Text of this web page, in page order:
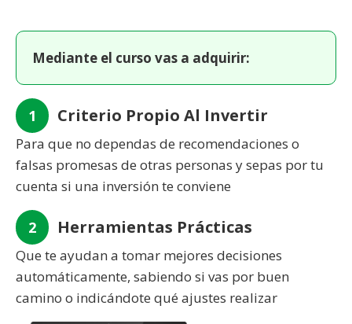
Mediante el curso vas a adquirir:
1 Criterio Propio Al Invertir
Para que no dependas de recomendaciones o
falsas promesas de otras personas y sepas por tu
cuenta si una inversión te conviene
2 Herramientas Prácticas
Que te ayudan a tomar mejores decisiones
automáticamente, sabiendo si vas por buen
camino o indicándote qué ajustes realizar